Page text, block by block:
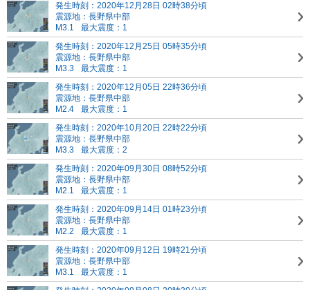
発生時刻：2020年12月28日 02時38分頃
震源地：長野県中部
M3.1
最大震度：1
発生時刻：2020年12月25日 05時35分頃
震源地：長野県中部
M3.3
最大震度：1
発生時刻：2020年12月05日 22時36分頃
震源地：長野県中部
M2.4
最大震度：1
発生時刻：2020年10月20日 22時22分頃
震源地：長野県中部
M3.3
最大震度：2
発生時刻：2020年09月30日 08時52分頃
震源地：長野県中部
M2.1
最大震度：1
発生時刻：2020年09月14日 01時23分頃
震源地：長野県中部
M2.2
最大震度：1
発生時刻：2020年09月12日 19時21分頃
震源地：長野県中部
M3.1
最大震度：1